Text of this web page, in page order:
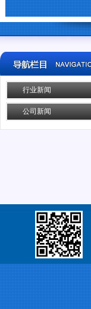
行业新闻
公司新闻